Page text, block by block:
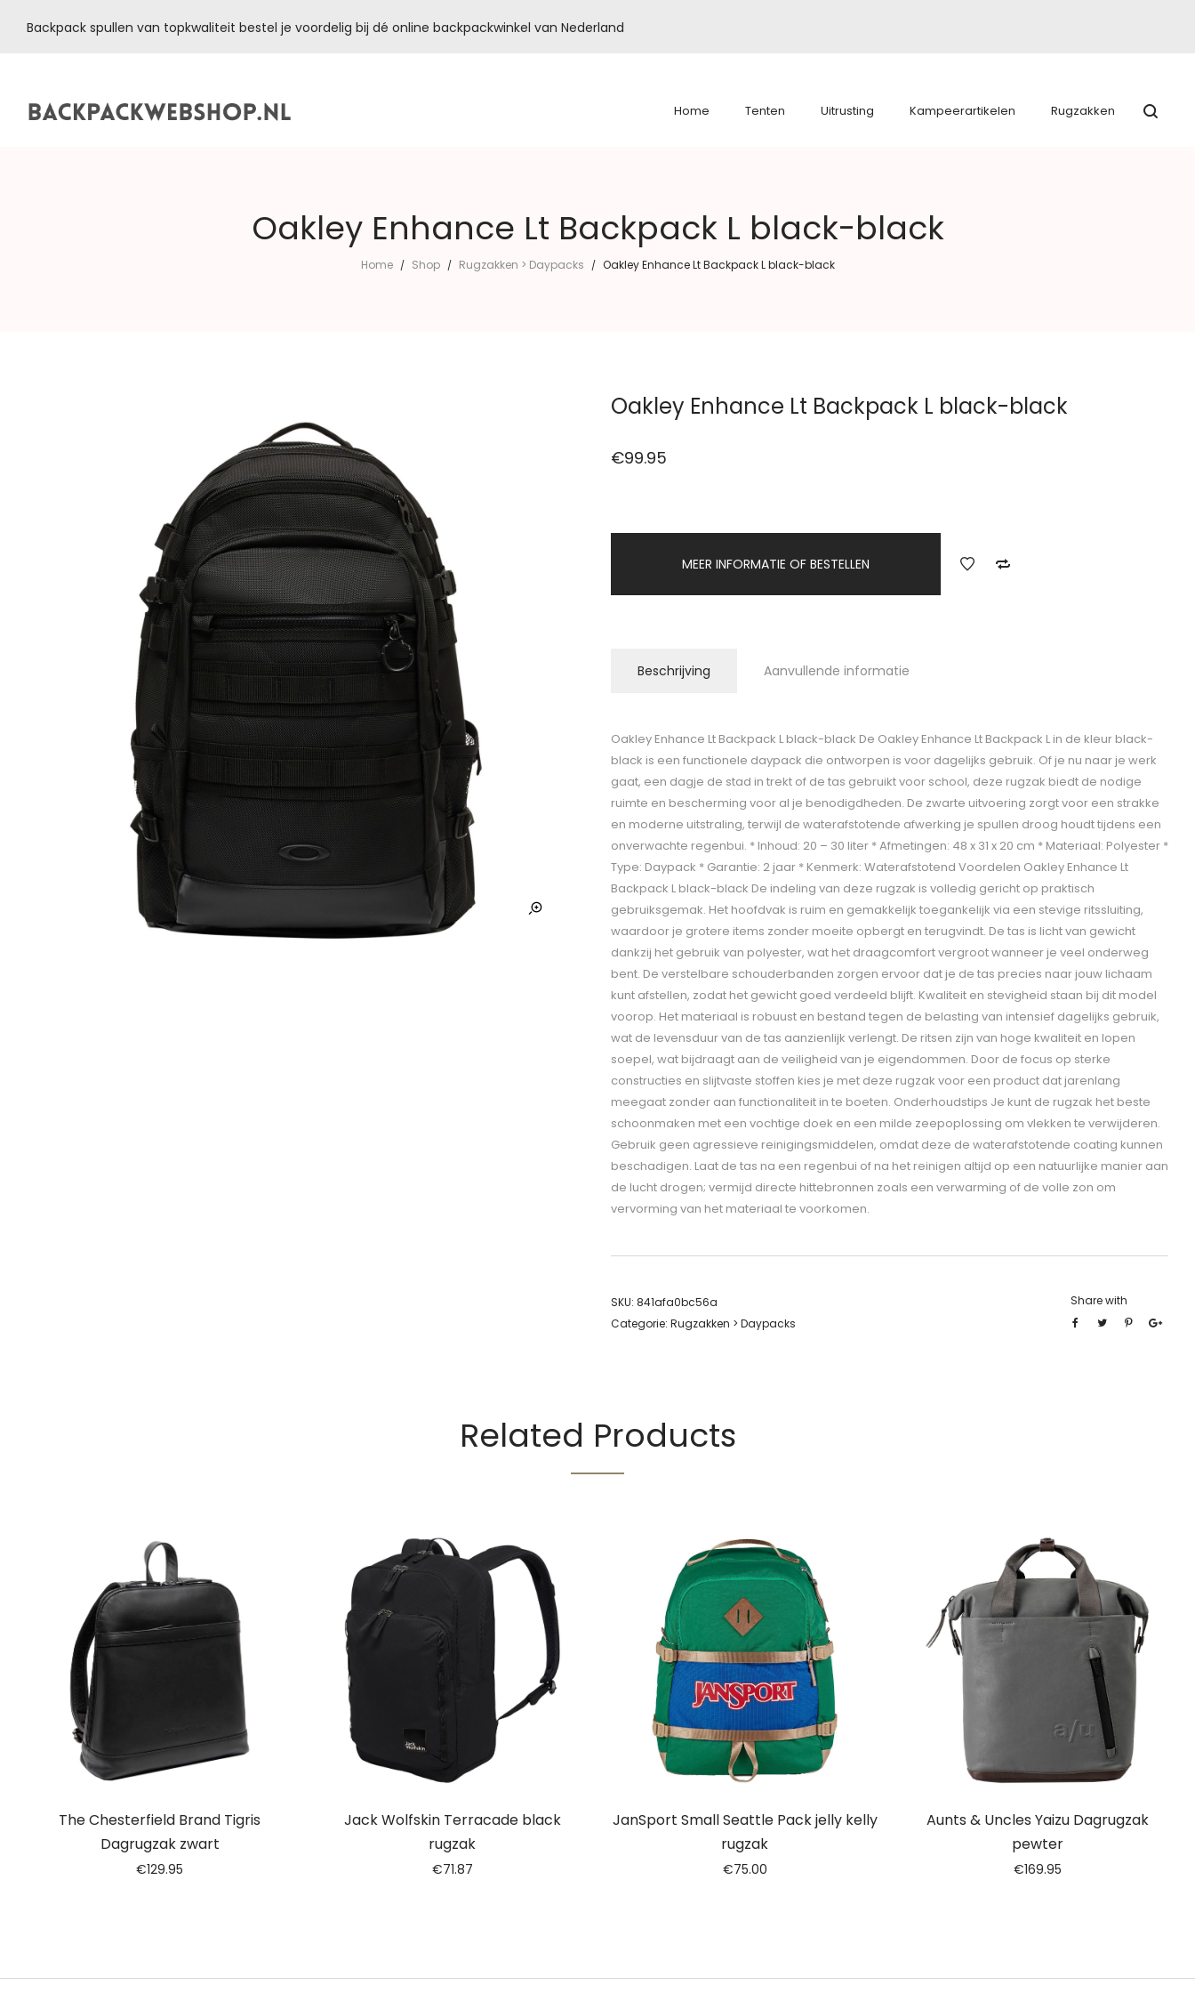
Backpack spullen van topkwaliteit bestel je voordelig bij dé online backpackwinkel van Nederland
Home Tenten Uitrusting Kampeerartikelen Rugzakken
Oakley Enhance Lt Backpack L black-black
Home / Shop / Rugzakken > Daypacks / Oakley Enhance Lt Backpack L black-black
Oakley Enhance Lt Backpack L black-black
€99.95
MEER INFORMATIE OF BESTELLEN
Beschrijving Aanvullende informatie
Oakley Enhance Lt Backpack L black-black De Oakley Enhance Lt Backpack L in de kleur black-
black is een functionele daypack die ontworpen is voor dagelijks gebruik. Of je nu naar je werk
gaat, een dagje de stad in trekt of de tas gebruikt voor school, deze rugzak biedt de nodige
ruimte en bescherming voor al je benodigdheden. De zwarte uitvoering zorgt voor een strakke
en moderne uitstraling, terwijl de waterafstotende afwerking je spullen droog houdt tijdens een
onverwachte regenbui. * Inhoud: 20 – 30 liter * Afmetingen: 48 x 31 x 20 cm * Materiaal: Polyester *
Type: Daypack * Garantie: 2 jaar * Kenmerk: Waterafstotend Voordelen Oakley Enhance Lt
Backpack L black-black De indeling van deze rugzak is volledig gericht op praktisch
gebruiksgemak. Het hoofdvak is ruim en gemakkelijk toegankelijk via een stevige ritssluiting,
waardoor je grotere items zonder moeite opbergt en terugvindt. De tas is licht van gewicht
dankzij het gebruik van polyester, wat het draagcomfort vergroot wanneer je veel onderweg
bent. De verstelbare schouderbanden zorgen ervoor dat je de tas precies naar jouw lichaam
kunt afstellen, zodat het gewicht goed verdeeld blijft. Kwaliteit en stevigheid staan bij dit model
voorop. Het materiaal is robuust en bestand tegen de belasting van intensief dagelijks gebruik,
wat de levensduur van de tas aanzienlijk verlengt. De ritsen zijn van hoge kwaliteit en lopen
soepel, wat bijdraagt aan de veiligheid van je eigendommen. Door de focus op sterke
constructies en slijtvaste stoffen kies je met deze rugzak voor een product dat jarenlang
meegaat zonder aan functionaliteit in te boeten. Onderhoudstips Je kunt de rugzak het beste
schoonmaken met een vochtige doek en een milde zeepoplossing om vlekken te verwijderen.
Gebruik geen agressieve reinigingsmiddelen, omdat deze de waterafstotende coating kunnen
beschadigen. Laat de tas na een regenbui of na het reinigen altijd op een natuurlijke manier aan
de lucht drogen; vermijd directe hittebronnen zoals een verwarming of de volle zon om
vervorming van het materiaal te voorkomen.
SKU: 841afa0bc56a
Categorie: Rugzakken > Daypacks
Share with
Related Products
The Chesterfield Brand Tigris
Dagrugzak zwart
€129.95
Jack Wolfskin Terracade black
rugzak
€71.87
JanSport Small Seattle Pack jelly kelly
rugzak
€75.00
Aunts & Uncles Yaizu Dagrugzak
pewter
€169.95